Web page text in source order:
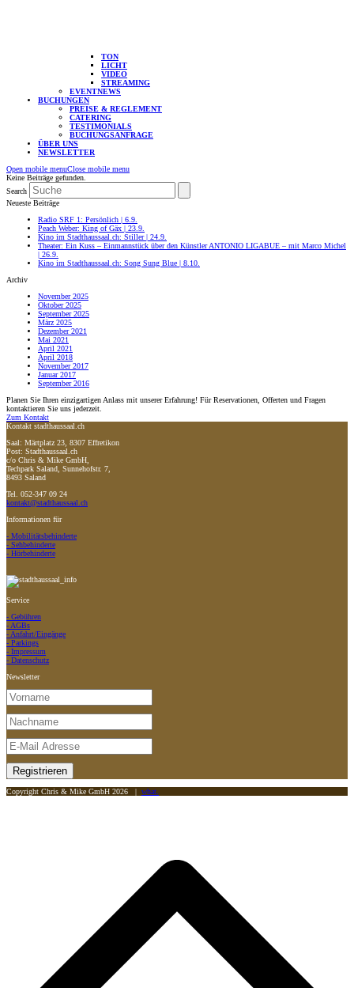
TON
LICHT
VIDEO
STREAMING
EVENTNEWS
BUCHUNGEN
PREISE & REGLEMENT
CATERING
TESTIMONIALS
BUCHUNGSANFRAGE
ÜBER UNS
NEWSLETTER
Open mobile menuClose mobile menu
Keine Beiträge gefunden.
Search
Neueste Beiträge
Radio SRF 1: Persönlich | 6.9.
Peach Weber: King of Gäx | 23.9.
Kino im Stadthaussaal.ch: Stiller | 24.9.
Theater: Ein Kuss – Einmannstück über den Künstler ANTONIO LIGABUE – mit Marco Michel
| 26.9.
Kino im Stadthaussaal.ch: Song Sung Blue | 8.10.
Archiv
November 2025
Oktober 2025
September 2025
März 2025
Dezember 2021
Mai 2021
April 2021
April 2018
November 2017
Januar 2017
September 2016
Planen Sie Ihren einzigartigen Anlass mit unserer Erfahrung! Für Reservationen, Offerten und Fragen
kontaktieren Sie uns jederzeit.
Zum Kontakt
Kontakt stadthaussaal.ch
Saal: Märtplatz 23, 8307 Effretikon
Post: Stadthaussaal.ch
c/o Chris & Mike GmbH,
Techpark Saland, Sunnehofstr. 7,
8493 Saland
Tel. 052-347 09 24
kontakt@stadthaussaal.ch
Informationen für
- Mobilitätsbehinderte
- Sehbehinderte
- Hörbehinderte
Service
- Gebühren
- AGBs
- Anfahrt/Eingänge
- Parkings
- Impressum
- Datenschutz
Newsletter
Copyright Chris & Mike GmbH 2026 | what.